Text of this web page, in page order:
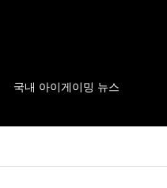
국내 아이게이밍 뉴스